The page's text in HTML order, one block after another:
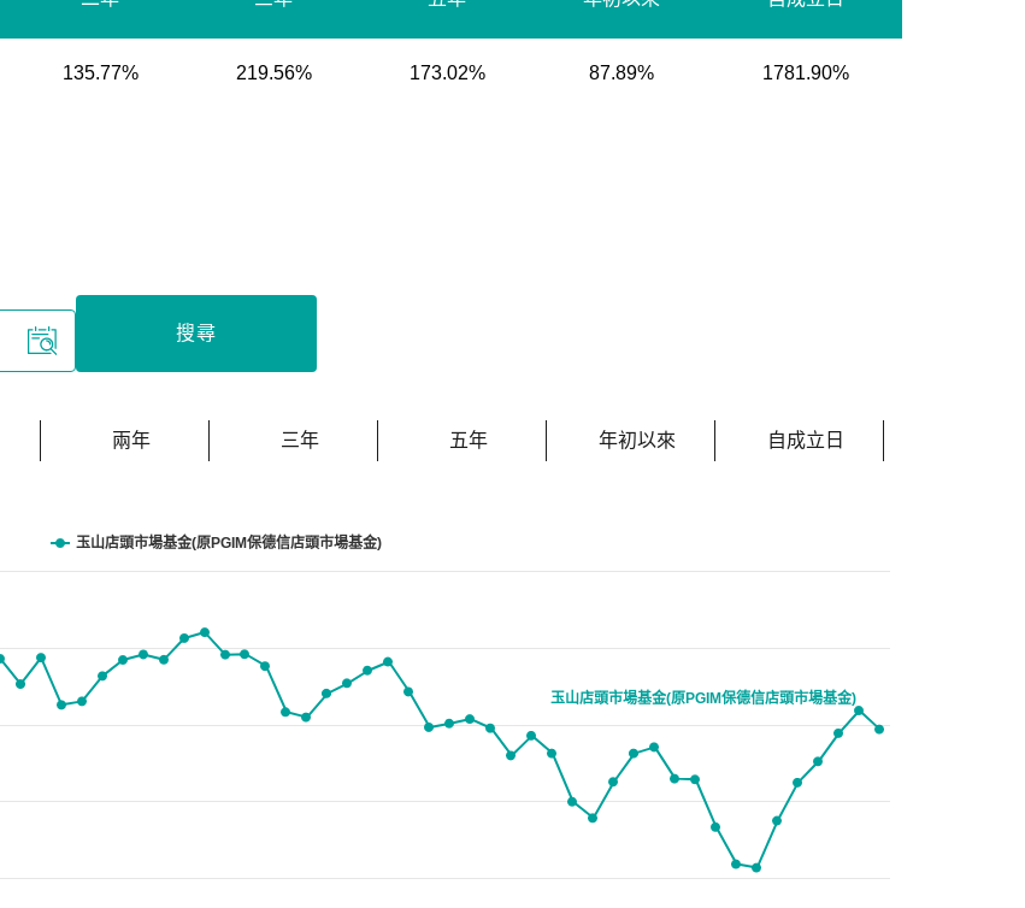
135.77% 219.56% 173.02% 87.89% 1781.90%
搜尋
兩年 三年 五年 年初以來 自成立日
142.54 to 207.65.
玉山店頭市場基金(原PGIM保德信店頭市場基金)
玉山店頭市場基金(原PGIM保德信店頭市場基金)